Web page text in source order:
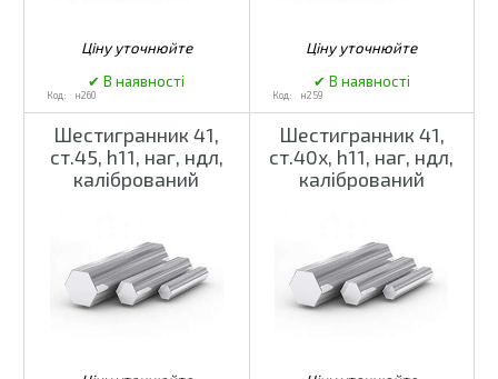
н260 н259
Шестигранник 41,
ст.45, h11, наг, ндл,
калібрований
Шестигранник 41,
ст.40х, h11, наг, ндл,
калібрований